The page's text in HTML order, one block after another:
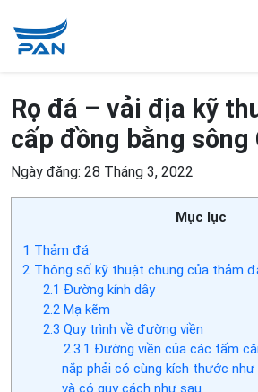
Rọ đá – vải địa kỹ
cấp đồng bằng sông
Ngày đăng: 28 Tháng 3, 2022
Mục lục
1 Thảm đá
2 Thông số kỹ thuật chung của thảm
2.1 Đường kính dây
2.2Mạ kẽm
2.3 Quy trình về đường viền
2.3.1 Đường viền của các tấm
nắp phải có cùng kích thước như
và có quy cách như sau